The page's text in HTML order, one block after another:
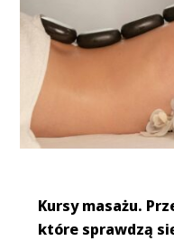
Kursy masażu.
które sprawdzą